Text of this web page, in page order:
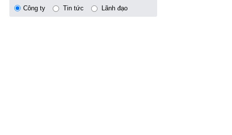
Công ty Tin tức Lãnh đạo